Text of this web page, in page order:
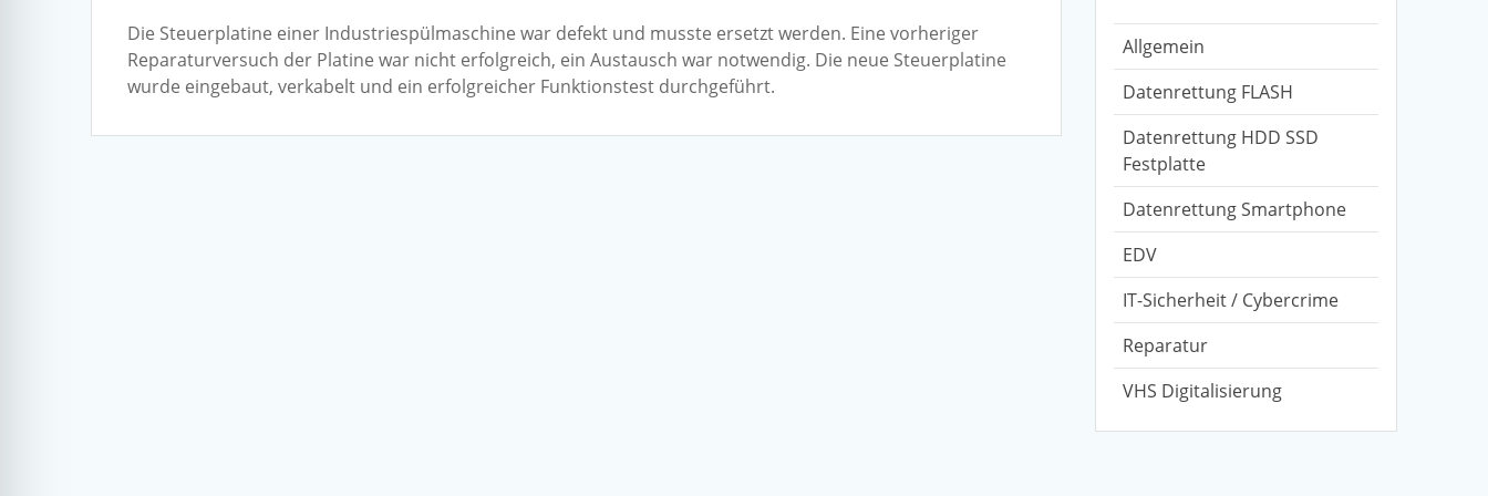
Die Steuerplatine einer Industriespülmaschine war defekt und musste ersetzt werden. Eine vorheriger
Reparaturversuch der Platine war nicht erfolgreich, ein Austausch war notwendig. Die neue Steuerplatine
wurde eingebaut, verkabelt und ein erfolgreicher Funktionstest durchgeführt.
Allgemein
Datenrettung FLASH
Datenrettung HDD SSD
Festplatte
Datenrettung Smartphone
EDV
IT-Sicherheit / Cybercrime
Reparatur
VHS Digitalisierung